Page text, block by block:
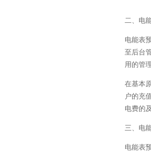
二、电
电能表
至后台
用的管
在基本
户的充
电费的
三、电
电能表